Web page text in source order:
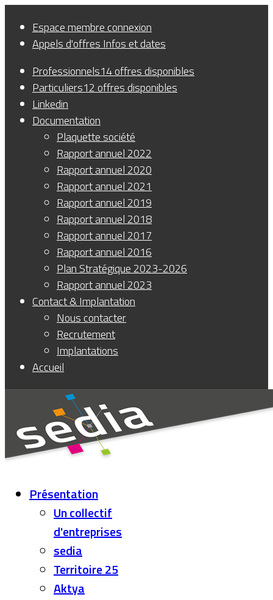
Espace membreconnexion
Appels d'offres Infos et dates
Professionnels14 offres disponibles
Particuliers12 offres disponibles
Linkedin
Documentation
Plaquette société
Rapport annuel 2022
Rapport annuel 2020
Rapport annuel 2021
Rapport annuel 2019
Rapport annuel 2018
Rapport annuel 2017
Rapport annuel 2016
Plan Stratégique 2023-2026
Rapport annuel 2023
Contact & Implantation
Nous contacter
Recrutement
Implantations
Accueil
Présentation
Un collectif
d'entreprises
sedia
Territoire 25
Aktya
Panneau de gestion des cookies